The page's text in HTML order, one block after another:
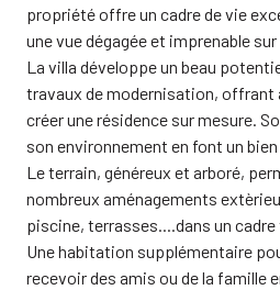
propriété offre un cadre de vie
une vue dégagée et imprenable sur
La villa développe un beau
travaux de modernisation, offrant
créer une résidence sur mesure.
son environnement en font un
Le terrain, généreux et arboré,
nombreux aménagements
piscine, terrasses....dans un
Une habitation supplémentaire
recevoir des amis ou de la famille